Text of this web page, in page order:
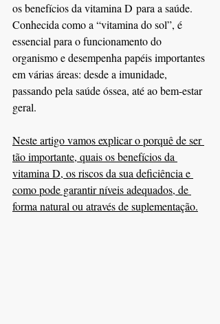
os benefícios da vitamina D para a saúde.
Conhecida como a “vitamina do sol”, é
essencial para o funcionamento do
organismo e desempenha papéis importantes
em várias áreas: desde a imunidade,
passando pela saúde óssea, até ao bem-estar
geral.
Neste artigo vamos explicar o porquê de ser
tão importante, quais os benefícios da
vitamina D, os riscos da sua deficiência e
como pode garantir níveis adequados, de
forma natural ou através de suplementação.